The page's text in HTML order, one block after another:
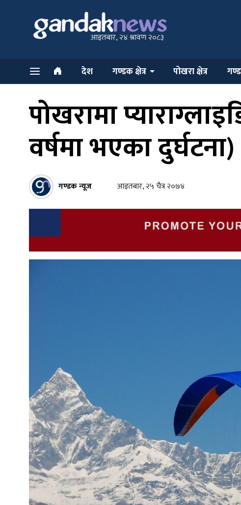
आइतबार, २४ श्रावण २०८३
देश गण्डक क्षेत्र पोखरा क्षेत्र
पोखरामा
वर्षमा भएका दुर्घटना)
गण्डक न्यूज आइतबार, २५ चैत्र २०७४